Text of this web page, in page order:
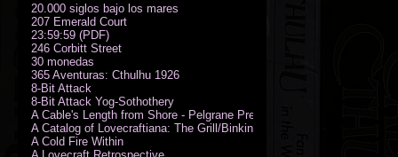
20.000 siglos bajo los mares
207 Emerald Court
23:59:59 (PDF)
246 Corbitt Street
30 monedas
365 Aventuras: Cthulhu 1926
8-Bit Attack
8-Bit Attack Yog-Sothothery
A Cable's Length from Shore - Pelgrane Press' FreeRPG 2018 (PDF)
A Catalog of Lovecraftiana: The Grill/Binkin Collection
A Cold Fire Within